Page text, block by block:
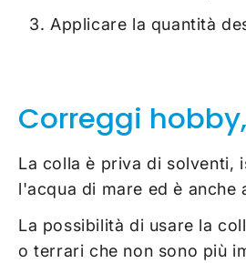
Applicare la quantità
Correggi
La colla è priva di solventi,
l'acqua di mare ed è
La possibilità di usare la
o terrari che non sono più